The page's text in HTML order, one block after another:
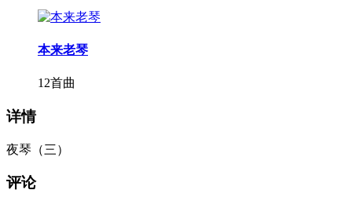
本来老琴
12首曲
详情
夜琴（三）
评论